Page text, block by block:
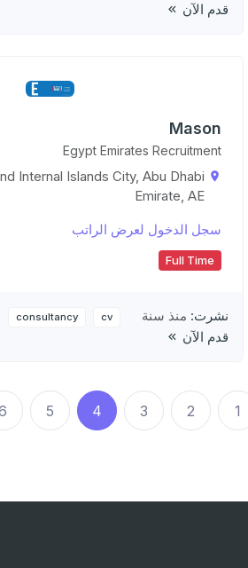
قدم الآن
Mason
Egypt Emirates Recruitment
Internal Islands City, Abu Dhabi
Emirate, AE
سجل الدخول لعرض الراتب
Full Time
نشرت: منذ سنة cv
consultancy
قدم الآن
1
2
3
4
5